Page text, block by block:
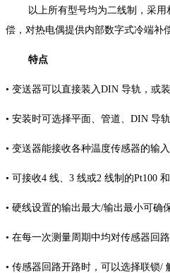
以上所有型号均为二线制，采
偿，对热电偶提供内部数字式冷端补
特点
• 变送器可以直接装入DIN 导轨，或装
• 安装时可选择平面、管道、DIN 导
• 变送器能接收各种温度传感器的输
• 可接收4 线、3 线或2 线制的Pt100
• 硬线设置的输出最大/输出最小可确
• 在每一次测量周期中均对传感器回
• 传感器回路开路时，可以选择联锁/